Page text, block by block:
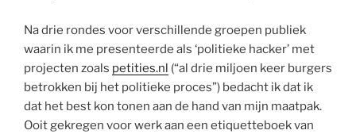
Na drie rondes voor verschillende groepen publiek
waarin ik me presenteerde als ‘politieke hacker’ met
projecten zoals petities.nl (“al drie miljoen keer burgers
betrokken bij het politieke proces”) bedacht ik dat ik
dat het best kon tonen aan de hand van mijn maatpak.
Ooit gekregen voor werk aan een etiquetteboek van